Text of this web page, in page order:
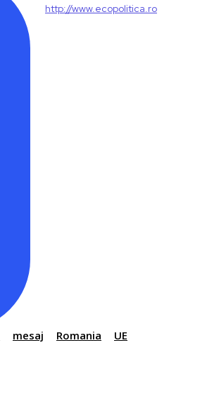
http://www.ecopolitica.ro
mesaj Romania
UE